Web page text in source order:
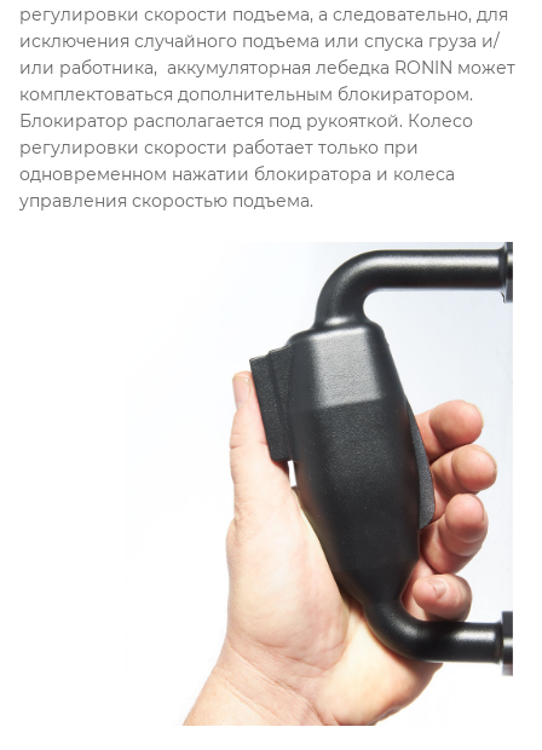
регулировки скорости подъема, а следовательно, для
исключения случайного подъема или спуска груза и/
или работника, аккумуляторная лебедка RONIN может
комплектоваться дополнительным блокиратором.
Блокиратор располагается под рукояткой. Колесо
регулировки скорости работает только при
одновременном нажатии блокиратора и колеса
управления скоростью подъема.